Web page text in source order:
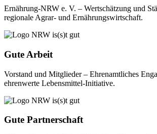
Ernährung-NRW e. V. – Wertschätzung und
regionale Agrar- und Ernährungswirtschaft.
Gute Arbeit
Vorstand und Mitglieder – Ehrenamtliches
ehrenwerte Lebensmittel-Initiative.
Gute Partnerschaft